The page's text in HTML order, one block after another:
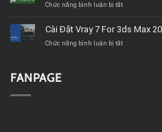
giá
lượng
Ultimate
Link
GG
Chức năng bình luận bị tắtở
Project
2019
Cài Đặt Vray 7 For 3ds Max
Chức năng bình luận bị tắtở
FANPAGE